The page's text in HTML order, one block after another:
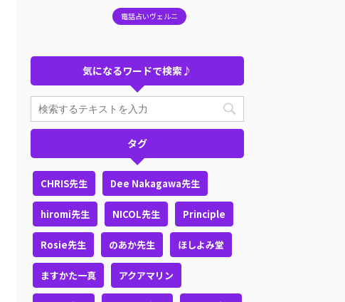
電話占いヴェルニ
気になるワードで検索♪
タグ
CHRIS先生 Dee Nakagawa先生
hiromi先生 NICOL先生 Principle
Rosie先生 のあか先生 ほしよみ堂
ますかた一真 アクアマリン